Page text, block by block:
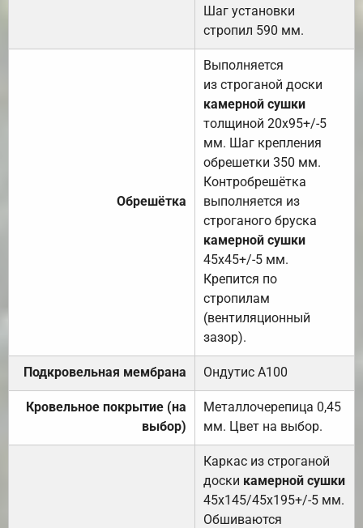
Шаг установки
стропил 590 мм.
Обрешётка
Выполняется
из строганой доски
камерной сушки
толщиной 20х95+/-5
мм. Шаг крепления
обрешетки 350 мм.
Контробрешётка
выполняется из
строганого бруска
камерной сушки
45х45+/-5 мм.
Крепится по
стропилам
(вентиляционный
зазор).
Подкровельная мембрана Ондутис А100
Кровельное покрытие (на
выбор)
Металлочерепица 0,45
мм. Цвет на выбор.
Каркас из строганой
доски камерной сушки
45х145/45х195+/-5 мм.
Обшиваются